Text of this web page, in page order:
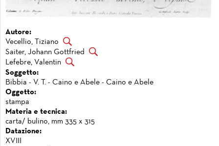
Autore:
Vecellio, Tiziano
Saiter, Johann Gottfried
Lefebre, Valentin
Soggetto:
Bibbia - V. T. - Caino e Abele - Caino e Abele
Oggetto:
stampa
Materia e tecnica:
carta/ bulino, mm 335 x 315
Datazione:
XVIII